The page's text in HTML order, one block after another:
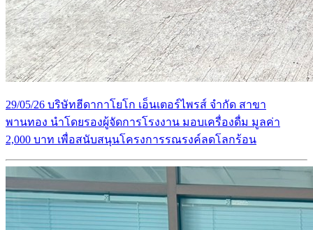
29/05/26 บริษัทฮีดากาโยโก เอ็นเตอร์ไพรส์ จำกัด สาขา
พานทอง นำโดยรองผู้จัดการโรงงาน มอบเครื่องดื่ม มูลค่า
2,000 บาท เพื่อสนับสนุนโครงการรณรงค์ลดโลกร้อน